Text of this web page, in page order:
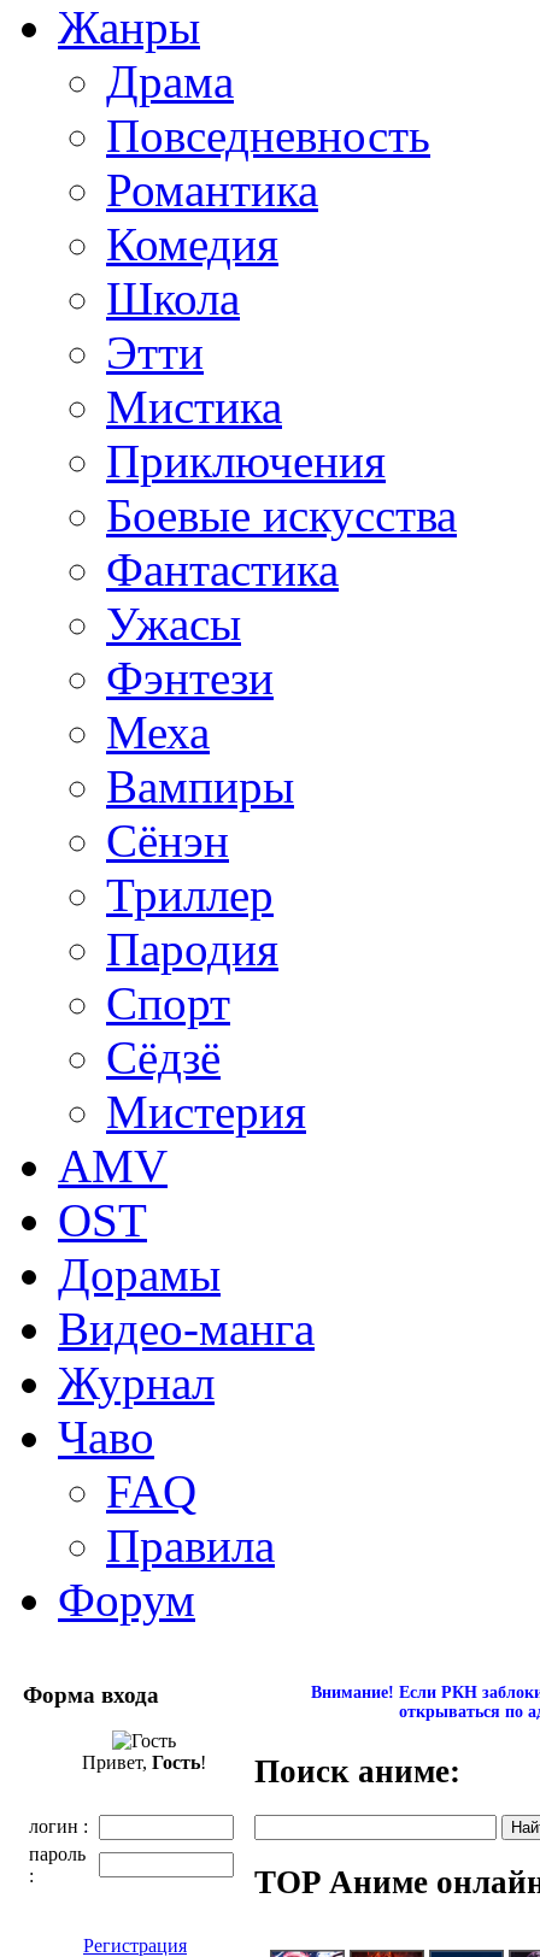
Жанры
Драма
Повседневность
Романтика
Комедия
Школа
Этти
Мистика
Приключения
Боевые искусства
Фантастика
Ужасы
Фэнтези
Меха
Вампиры
Сёнэн
Триллер
Пародия
Спорт
Сёдзё
Мистерия
AMV
OST
Дорамы
Видео-манга
Журнал
Чаво
FAQ
Правила
Форум
Форма входа
Привет, Гость!
логин :
пароль
:
Регистрация
Внимание! Если РКН
открываться по
Поиск аниме:
TOP Аниме